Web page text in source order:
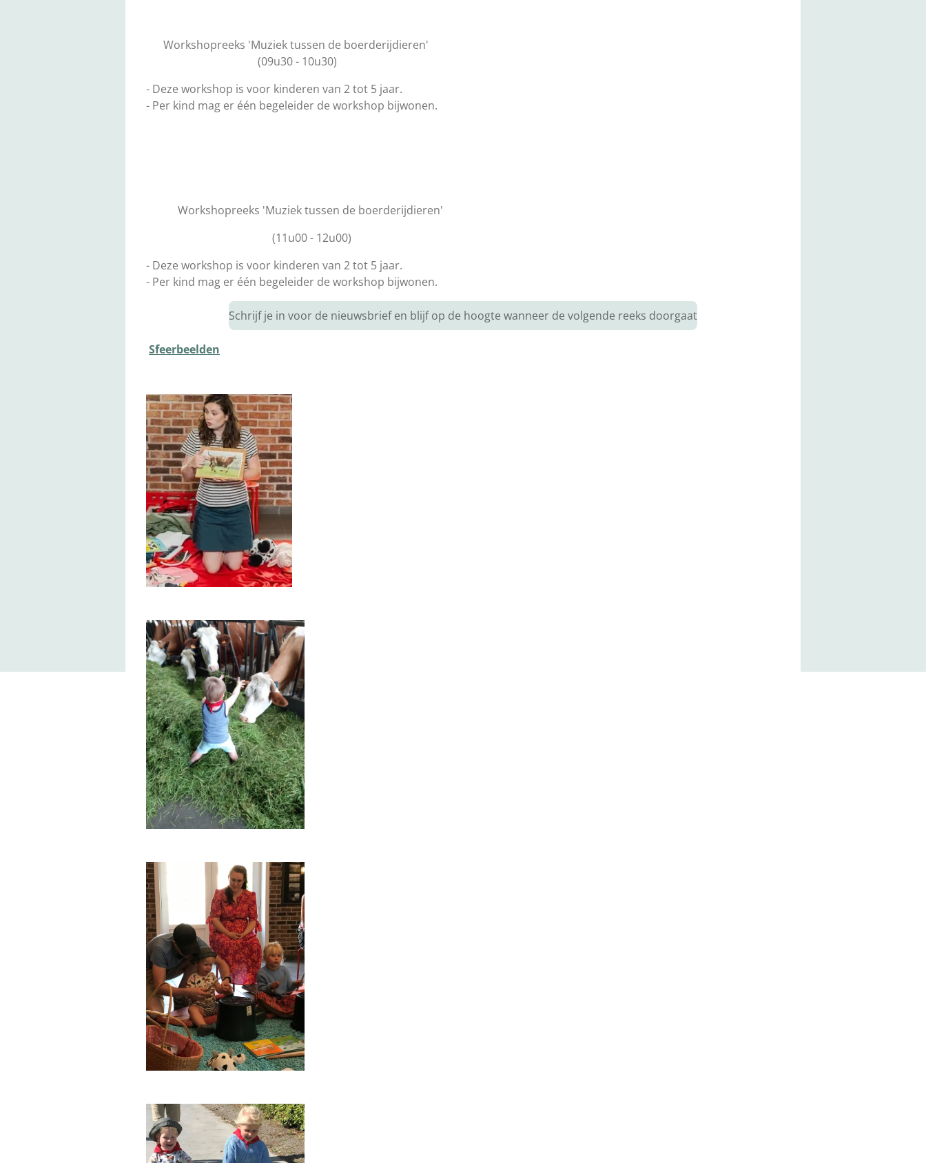
Workshopreeks 'Muziek tussen de boerderijdieren'
(09u30 - 10u30)
- Deze workshop is voor kinderen van 2 tot 5 jaar.
- Per kind mag er één begeleider de workshop bijwonen.
Workshopreeks 'Muziek tussen de boerderijdieren'
(11u00 - 12u00)
- Deze workshop is voor kinderen van 2 tot 5 jaar.
- Per kind mag er één begeleider de workshop bijwonen.
Schrijf je in voor de nieuwsbrief en blijf op de hoogte wanneer de volgende reeks doorgaat
Sfeerbeelden